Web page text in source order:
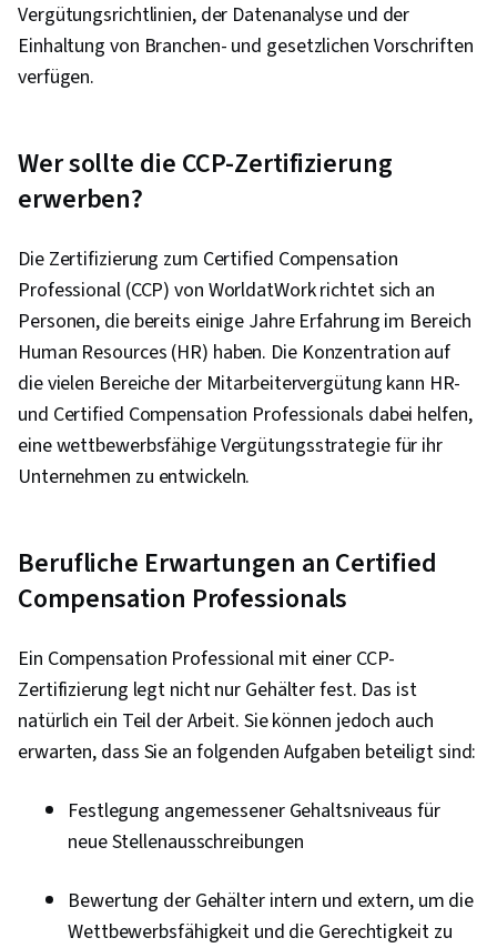
Vergütungsrichtlinien, der Datenanalyse und der
Einhaltung von Branchen- und gesetzlichen Vorschriften
verfügen.
Wer sollte die CCP-Zertifizierung
erwerben?
Die Zertifizierung zum Certified Compensation
Professional (CCP) von WorldatWork richtet sich an
Personen, die bereits einige Jahre Erfahrung im Bereich
Human Resources (HR) haben. Die Konzentration auf
die vielen Bereiche der Mitarbeitervergütung kann HR-
und Certified Compensation Professionals dabei helfen,
eine wettbewerbsfähige Vergütungsstrategie für ihr
Unternehmen zu entwickeln.
Berufliche Erwartungen an Certified
Compensation Professionals
Ein Compensation Professional mit einer CCP-
Zertifizierung legt nicht nur Gehälter fest. Das ist
natürlich ein Teil der Arbeit. Sie können jedoch auch
erwarten, dass Sie an folgenden Aufgaben beteiligt sind:
Festlegung angemessener Gehaltsniveaus für
neue Stellenausschreibungen
Bewertung der Gehälter intern und extern, um die
Wettbewerbsfähigkeit und die Gerechtigkeit zu